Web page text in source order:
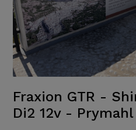
Fraxion GTR -
Di2 12v -